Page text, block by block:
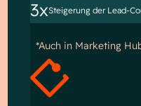
3xSteigerung der Lead-
*Auch in Marketing